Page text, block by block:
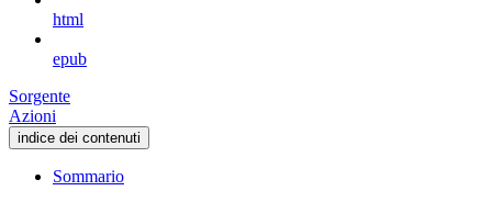
html
epub
Sorgente
Azioni
indice dei contenuti
Sommario